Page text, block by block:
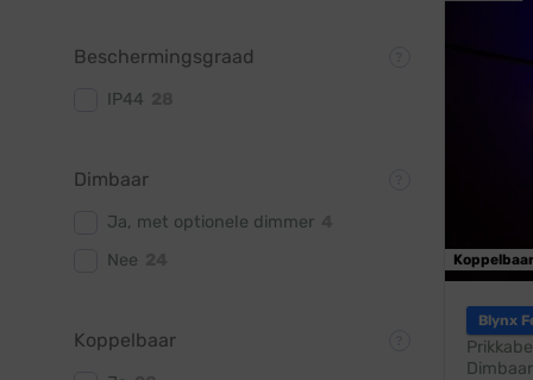
Beschermingsgraad
IP44
Dimbaar
Ja, met optionele dimmer
Nee
Koppelbaar
Koppelbaar
Blynx